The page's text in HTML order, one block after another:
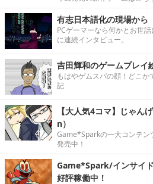
有志日本語化の現場から
PCゲーマーなら何かとお世
に連続インタビュー。
吉田輝和のゲームプレイ
もはやゲムスパの顔！どこ
記
【大人気4コマ】じゃ
n）
Game*Sparkの一大コンテン
発売中！
Game*Spark/インサイ
好評稼働中！